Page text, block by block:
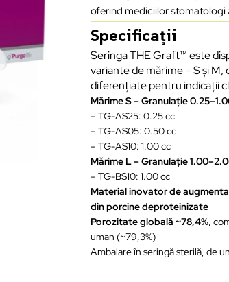
oferind mediciilor stomatologi
Specificații
Seringa THE Graft™ este
variante de mărime – S și M,
diferențiate pentru indicații
Mărime S – Granulație
– TG-AS25: 0.25 cc
– TG-AS05: 0.50 cc
– TG-AS10: 1.00 cc
Mărime L – Granulație
– TG-BS10: 1.00 cc
Material inovator de
din porcine deproteinizate
Porozitate globală ~78,4% ,
uman (~79,3%)
Ambalare în seringă sterilă, de